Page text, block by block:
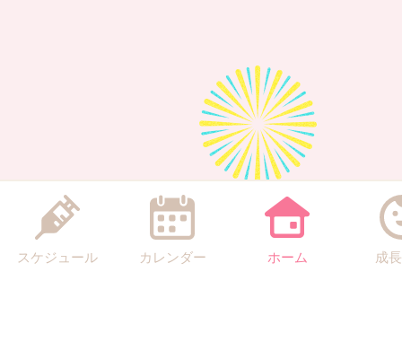
スケジュール カレンダー ホーム 成